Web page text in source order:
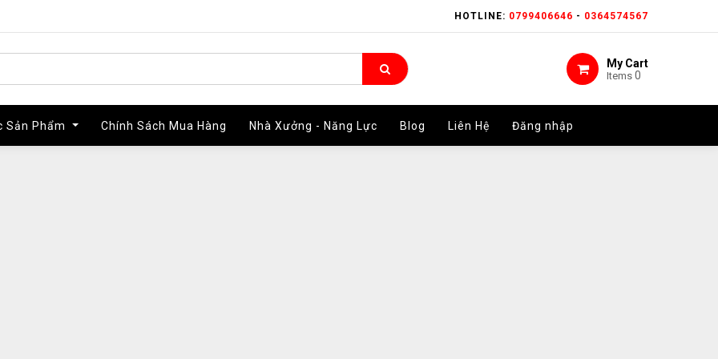
HOTLINE: 0799406646 - 0364574567
My Cart
Items 0
Sản Phẩm Chính Sách Mua Hàng Nhà Xưởng - Năng Lực Blog Liên Hệ Đăng nhập
HOTLINE: 0799406646 - 0364574567
My Cart
Items 0
Sản Phẩm Chính Sách Mua Hàng Nhà Xưởng - Năng Lực Blog Liên Hệ Đăng nhập